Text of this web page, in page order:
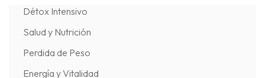
Détox Intensivo
Salud y Nutrición
Perdida de Peso
Energía y Vitalidad